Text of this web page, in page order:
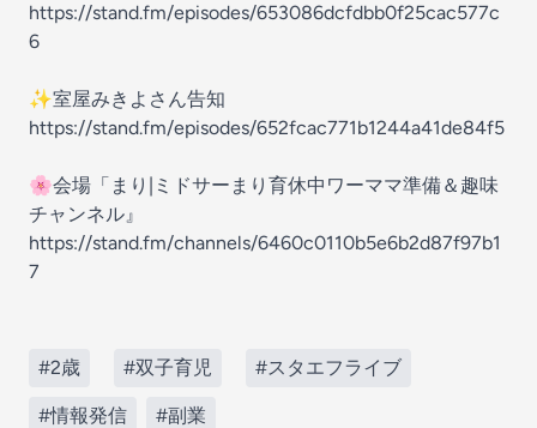
https://stand.fm/episodes/653086dcfdbb0f25cac577c
6
✨室屋みきよさん告知
https://stand.fm/episodes/652fcac771b1244a41de84f5
🌸会場「まり|ミドサーまり育休中ワーママ準備＆趣味
チャンネル』
https://stand.fm/channels/6460c0110b5e6b2d87f97b1
7
#2歳 #双子育児 #スタエフライブ
#情報発信 #副業